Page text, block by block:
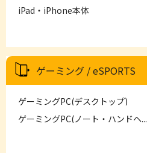
iPad・iPhone本体
ゲーミング / eSPORTS
ゲーミングPC(デスクトップ)
ゲーミングPC(ノート・ハンドヘ...